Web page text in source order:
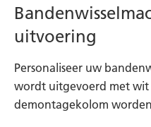
uitvoering
Personaliseer uw
wordt uitgevoerd met
demontagekolom
Ga
naar
het
begin
van
de